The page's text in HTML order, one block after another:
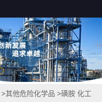
>其他危险化学品 >磺胺 化工